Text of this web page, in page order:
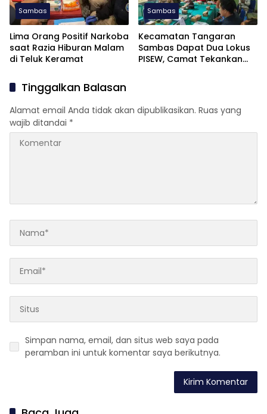
Sambas
Lima Orang Positif Narkoba
saat Razia Hiburan Malam
di Teluk Keramat
Sambas
Kecamatan Tangaran
Sambas Dapat Dua Lokus
PISEW, Camat Tekankan
Tinggalkan Balasan
Alamat email Anda tidak akan dipublikasikan. Ruas yang
wajib ditandai *
Simpan nama, email, dan situs web saya pada
peramban ini untuk komentar saya berikutnya.